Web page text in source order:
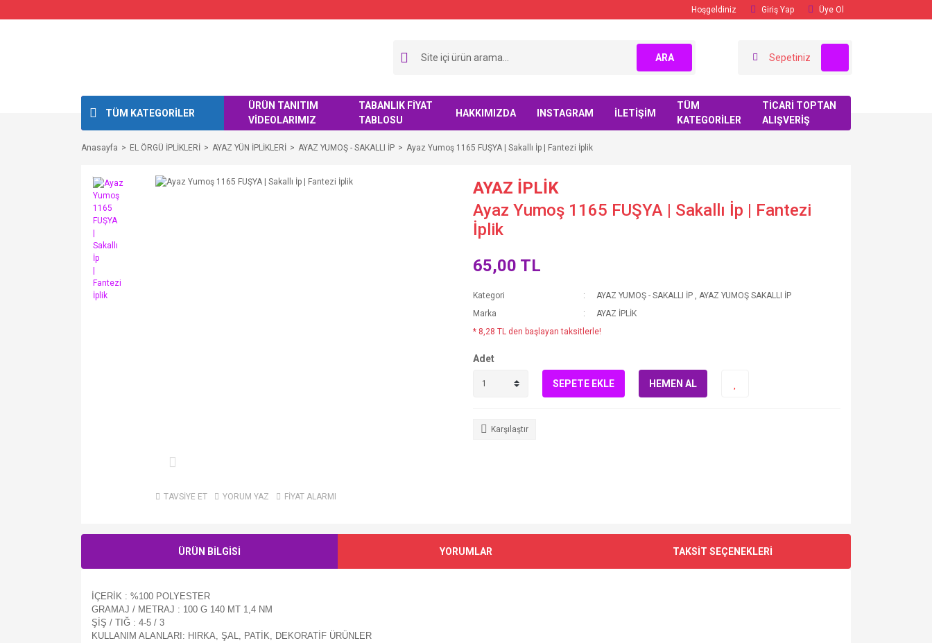
Hoşgeldiniz Giriş Yap Üye Ol
ARA Sepetiniz
TÜM KATEGORİLER
ÜRÜN TANITIM
VİDEOLARIMIZ
TABANLIK FİYAT
TABLOSU
HAKKIMIZDA INSTAGRAM İLETİŞİM
TÜM
KATEGORİLER
TİCARİ TOPTAN
ALIŞVERİŞ
Anasayfa EL ÖRGÜ İPLİKLERİ AYAZ YÜN İPLİKLERİ AYAZ YUMOŞ - SAKALLI İP Ayaz Yumoş 1165 FUŞYA | Sakallı İp | Fantezi İplik
TAVSİYE ET YORUM YAZ FİYAT ALARMI
AYAZ İPLİK
Ayaz Yumoş 1165 FUŞYA | Sakallı İp | Fantezi
İplik
65,00 TL
Kategori AYAZ YUMOŞ - SAKALLI İP , AYAZ YUMOŞ SAKALLI İP
Marka
AYAZ İPLİK
* 8,28 TL den başlayan taksitlerle!
Adet
SEPETE EKLE HEMEN AL
Karşılaştır
ÜRÜN BİLGİSİ YORUMLAR TAKSİT SEÇENEKLERİ
İÇERİK : %100 POLYESTER
GRAMAJ / METRAJ : 100 G 140 MT 1,4 NM
ŞİŞ / TIĞ : 4-5 / 3
KULLANIM ALANLARI: HIRKA, ŞAL, PATİK, DEKORATİF ÜRÜNLER